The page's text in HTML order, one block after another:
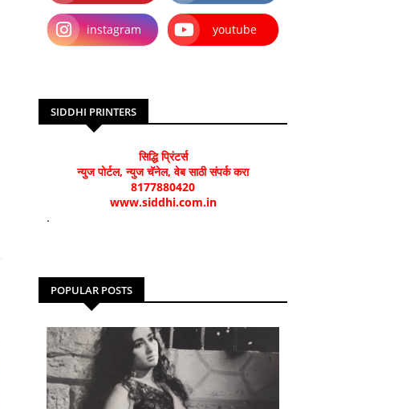
instagram youtube
SIDDHI PRINTERS
सिद्धि प्रिंटर्स
न्युज पोर्टल, न्युज चॅनेल, वेब साठी संपर्क करा
8177880420
www.siddhi.com.in
.
POPULAR POSTS